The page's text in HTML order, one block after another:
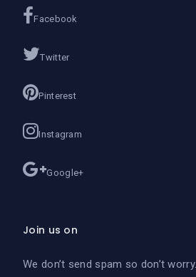
Facebook
Twitter
Pinterest
Instagram
Google+
Join us on
We don’t send spam so don’t worry.